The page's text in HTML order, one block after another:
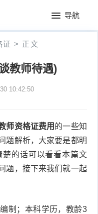
导航
证 > 正文
教师待遇)
10:42:50
师资格证费用 的一些知
题解析，大家要是都明
的话可以看看本篇文
题，接下来我们就一起
；本科学历，教龄3